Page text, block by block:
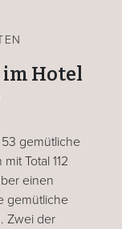
Hotel
gemütliche
Total 112
einen
gemütliche
Zwei der